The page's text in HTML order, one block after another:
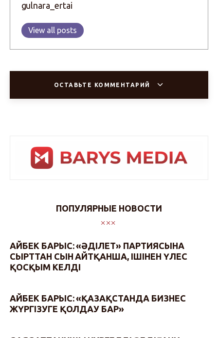
gulnara_ertai
View all posts
ОСТАВЬТЕ КОММЕНТАРИЙ
ПОПУЛЯРНЫЕ НОВОСТИ
АЙБЕК БАРЫС: «ӘДІЛЕТ» ПАРТИЯСЫНА
СЫРТТАН СЫН АЙТҚАНША, ІШІНЕН ҮЛЕС
ҚОСҚЫМ КЕЛДІ
АЙБЕК БАРЫС: «ҚАЗАҚСТАНДА БИЗНЕС
ЖҮРГІЗУГЕ ҚОЛДАУ БАР»